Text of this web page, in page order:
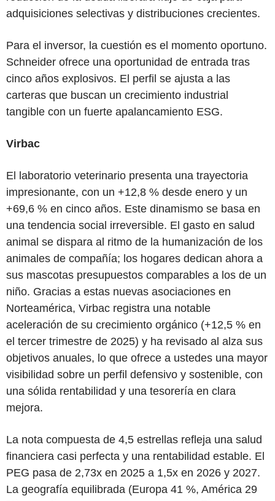
adquisiciones selectivas y distribuciones crecientes.
Para el inversor, la cuestión es el momento oportuno.
Schneider ofrece una oportunidad de entrada tras
cinco años explosivos. El perfil se ajusta a las
carteras que buscan un crecimiento industrial
tangible con un fuerte apalancamiento ESG.
Virbac
El laboratorio veterinario presenta una trayectoria
impresionante, con un +12,8 % desde enero y un
+69,6 % en cinco años. Este dinamismo se basa en
una tendencia social irreversible. El gasto en salud
animal se dispara al ritmo de la humanización de los
animales de compañía; los hogares dedican ahora a
sus mascotas presupuestos comparables a los de un
niño. Gracias a estas nuevas asociaciones en
Norteamérica, Virbac registra una notable
aceleración de su crecimiento orgánico (+12,5 % en
el tercer trimestre de 2025) y ha revisado al alza sus
objetivos anuales, lo que ofrece a ustedes una mayor
visibilidad sobre un perfil defensivo y sostenible, con
una sólida rentabilidad y una tesorería en clara
mejora.
La nota compuesta de 4,5 estrellas refleja una salud
financiera casi perfecta y una rentabilidad estable. El
PEG pasa de 2,73x en 2025 a 1,5x en 2026 y 2027.
La geografía equilibrada (Europa 41 %, América 29